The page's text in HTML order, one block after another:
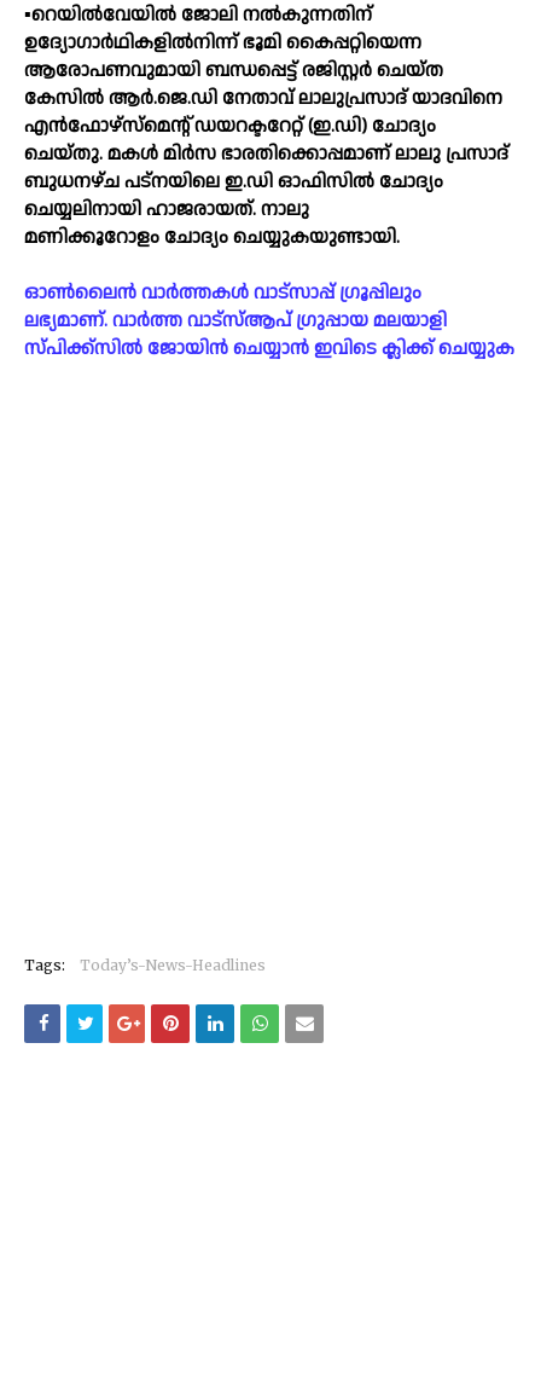
▪️റെയിൽവേയിൽ ജോലി നൽകുന്നതിന്
ഉദ്യോഗാർഥികളിൽനിന്ന് ഭൂമി കൈപ്പറ്റിയെന്ന
ആരോപണവുമായി ബന്ധപ്പെട്ട് രജിസ്റ്റർ ചെയ്ത
കേസിൽ ആർ.ജെ.ഡി നേതാവ് ലാലുപ്രസാദ് യാദവിനെ
എൻഫോഴ്സ്മെന്റ് ഡയറക്ടറേറ്റ് (ഇ.ഡി) ചോദ്യം
ചെയ്തു. മകൾ മിർസ ഭാരതിക്കൊപ്പമാണ് ലാലു പ്രസാദ്
ബുധനഴ്ച പട്നയിലെ ഇ.ഡി ഓഫിസിൽ ചോദ്യം
ചെയ്യലിനായി ഹാജരായത്. നാലു
മണിക്കൂറോളം ചോദ്യം ചെയ്യുകയുണ്ടായി.
ഓൺലൈൻ വാർത്തകൾ വാട്സാപ്പ് ഗ്രൂപ്പിലും
ലഭ്യമാണ്. വാർത്ത വാട്സ്ആപ് ഗ്രുപ്പായ മലയാളി
സ്പിക്ക്സിൽ ജോയിൻ ചെയ്യാൻ ഇവിടെ ക്ലിക്ക് ചെയ്യുക
Tags: Today’s-News-Headlines